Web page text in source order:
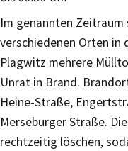
Im genannten
verschiedenen Orten in
Plagwitz mehrere
Unrat in Brand.
Heine-Straße,
Merseburger Straße.
rechtzeitig löschen,